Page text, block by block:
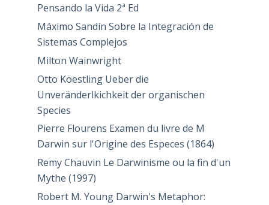
Pensando la Vida 2ª Ed
Máximo Sandín Sobre la Integración de
Sistemas Complejos
Milton Wainwright
Otto Köestling Ueber die
Unveränderlkichkeit der organischen
Species
Pierre Flourens Examen du livre de M
Darwin sur l'Origine des Especes (1864)
Remy Chauvin Le Darwinisme ou la fin d'un
Mythe (1997)
Robert M. Young Darwin's Metaphor: